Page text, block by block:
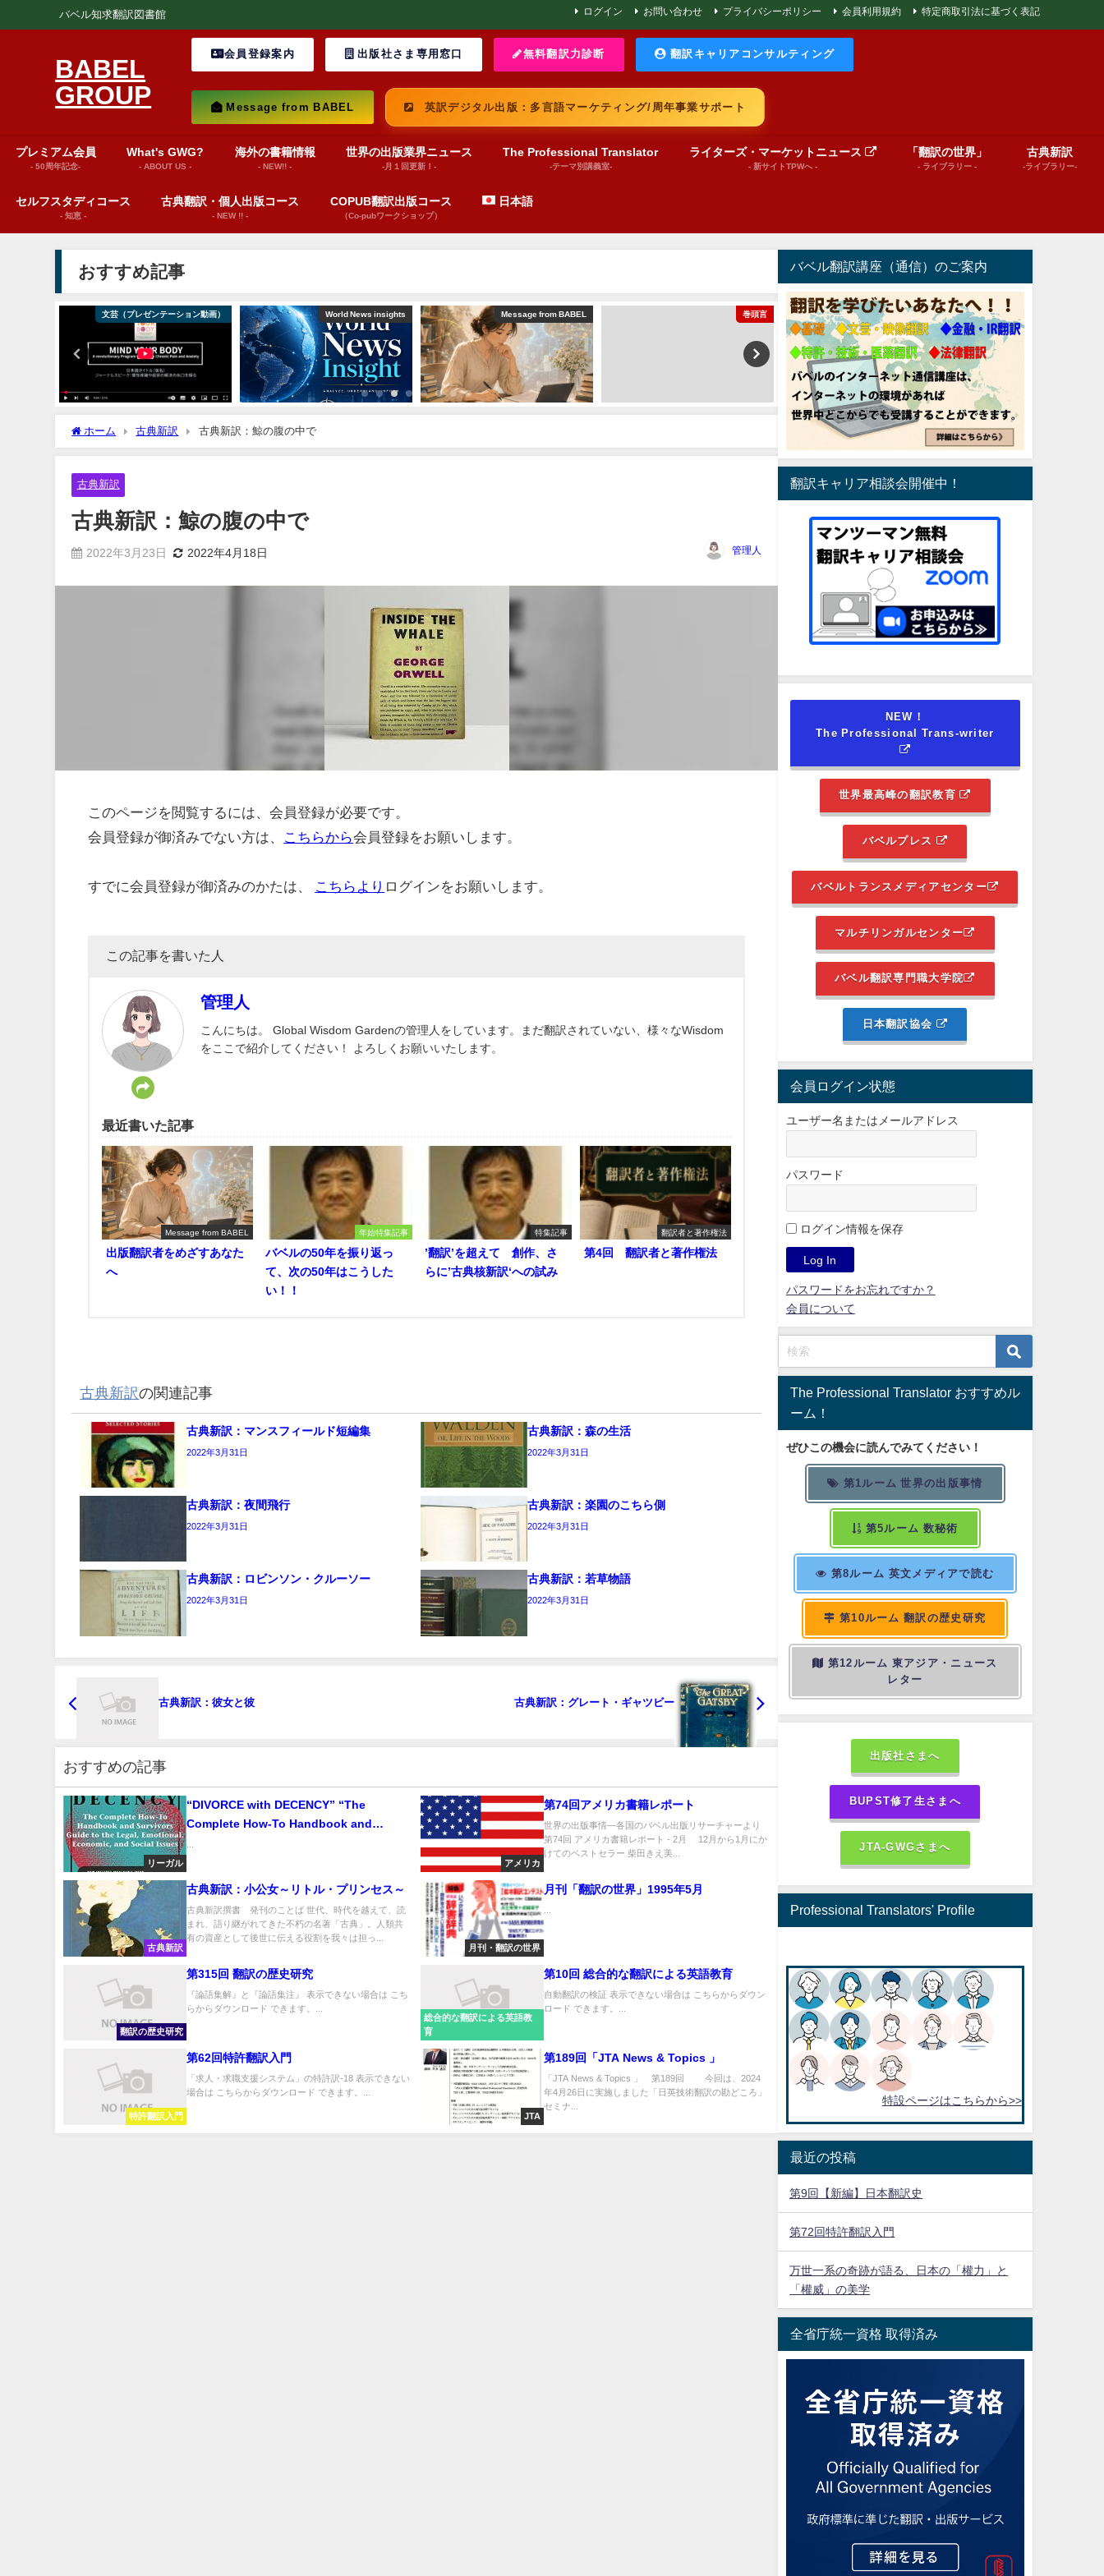
バベル知求翻訳図書館 ログイン お問い合わせ プライバシーポリシー 会員利用規約 特定商取引法に基づく表記
BABEL
GROUP
会員登録案内 出版社さま専用窓口 無料翻訳力診断 翻訳キャリアコンサルティング
Message from BABEL 英訳デジタル出版：多言語マーケティング/周年事業サポート
プレミアム会員
- 50周年記念-
What's GWG?
- ABOUT US -
海外の書籍情報
- NEW!! -
世界の出版業界ニュース
-月１回更新！-
The Professional Translator
-テーマ別講義室-
ライターズ・マーケットニュース
- 新サイトTPWへ -
「翻訳の世界」
- ライブラリー -
古典新訳
-ライブラリー-
セルフスタディコース
- 知恵 -
古典翻訳・個人出版コース
- NEW !! -
COPUB翻訳出版コース
（Co-pubワークショップ）
日本語
おすすめ記事
文芸（プレゼンテーション動画） World News insights Message from BABEL 巻頭言 文芸（プレゼンテーション動画）
ホーム 古典新訳 古典新訳：鯨の腹の中で
古典新訳
古典新訳：鯨の腹の中で
2022年3月23日 2022年4月18日 管理人
このページを閲覧するには、会員登録が必要です。
会員登録が御済みでない方は、
こちらから会員登録をお願いします。
すでに会員登録が御済みのかたは、 こちらより ログインをお願いします。
この記事を書いた人
管理人
こんにちは。 Global Wisdom Gardenの管理人をしています。まだ翻訳されていない、様々なWisdom
をここで紹介してください！ よろしくお願いいたします。
最近書いた記事
Message from BABEL
出版翻訳者をめざすあなた
へ
年始特集記事
バベルの50年を振り返っ
て、次の50年はこうした
い！！
特集記事
’翻訳’を超えて 創作、さ
らに’古典核新訳‘への試み
翻訳者と著作権法
第4回 翻訳者と著作権法
古典新訳の関連記事
古典新訳：マンスフィールド短編集
2022年3月31日
古典新訳：森の生活
2022年3月31日
古典新訳：夜間飛行
2022年3月31日
古典新訳：楽園のこちら側
2022年3月31日
古典新訳：ロビンソン・クルーソー
2022年3月31日
古典新訳：若草物語
2022年3月31日
古典新訳：彼女と彼 古典新訳：グレート・ギャツビー
おすすめの記事
リーガル
“DIVORCE with DECENCY” “The
Complete How-To Handbook and
“ 「良識のある離婚」 「法律面、心理面、
経済面、及び社会問題において、離婚を乗
り切るための完全手引書」
...
アメリカ
第74回アメリカ書籍レポート
世界の出版事情―各国のバベル出版リサーチャーより
第74回 アメリカ書籍レポート - 2月 12月から1月にか
けてのベストセラー 柴田きえ美...
古典新訳
古典新訳：小公女～リトル・プリンセス～
古典新訳撰書 発刊のことば 世代、時代を越えて、読
まれ、語り継がれてきた不朽の名著「古典」。人類共
有の資産として後世に伝える役割を我々は担っ...
月刊・翻訳の世界
月刊「翻訳の世界」1995年5月
翻訳の歴史研究
第315回 翻訳の歴史研究
『論語集解』と『論語集注』 表示できない場合は こち
らからダウンロード できます。...
総合的な翻訳による英語教
育
第10回 総合的な翻訳による英語教育
自動翻訳の検証 表示できない場合は こちらからダウン
ロード できます。...
特許翻訳入門
第62回特許翻訳入門
「求人・求職支援システム」の特許訳-18 表示できない
場合は こちらからダウンロード できます。...
JTA
第189回「JTA News & Topics 」
「JTA News & Topics 」 第189回 今回は、2024
年4月26日に実施しました「日英技術翻訳の勘どころ」
セミナ...
バベル翻訳講座（通信）のご案内
翻訳キャリア相談会開催中！
NEW！
The Professional Trans-writer
世界最高峰の翻訳教育
バベルプレス
バベルトランスメディアセンター
マルチリンガルセンター
バベル翻訳専門職大学院
日本翻訳協会
会員ログイン状態
ユーザー名またはメールアドレス
パスワード
ログイン情報を保存
パスワードをお忘れですか？
会員について
The Professional Translator おすすめル
ーム！
ぜひこの機会に読んでみてください！
第1ルーム 世界の出版事情
第5ルーム 数秘術
第8ルーム 英文メディアで読む
第10ルーム 翻訳の歴史研究
第12ルーム 東アジア・ニュース
レター
出版社さまへ
BUPST修了生さまへ
JTA-GWGさまへ
Professional Translators' Profile
特設ページはこちらから>>
最近の投稿
第9回【新編】日本翻訳史
第72回特許翻訳入門
万世一系の奇跡が語る、日本の「權力」と
「權威」の美学
全省庁統一資格 取得済み